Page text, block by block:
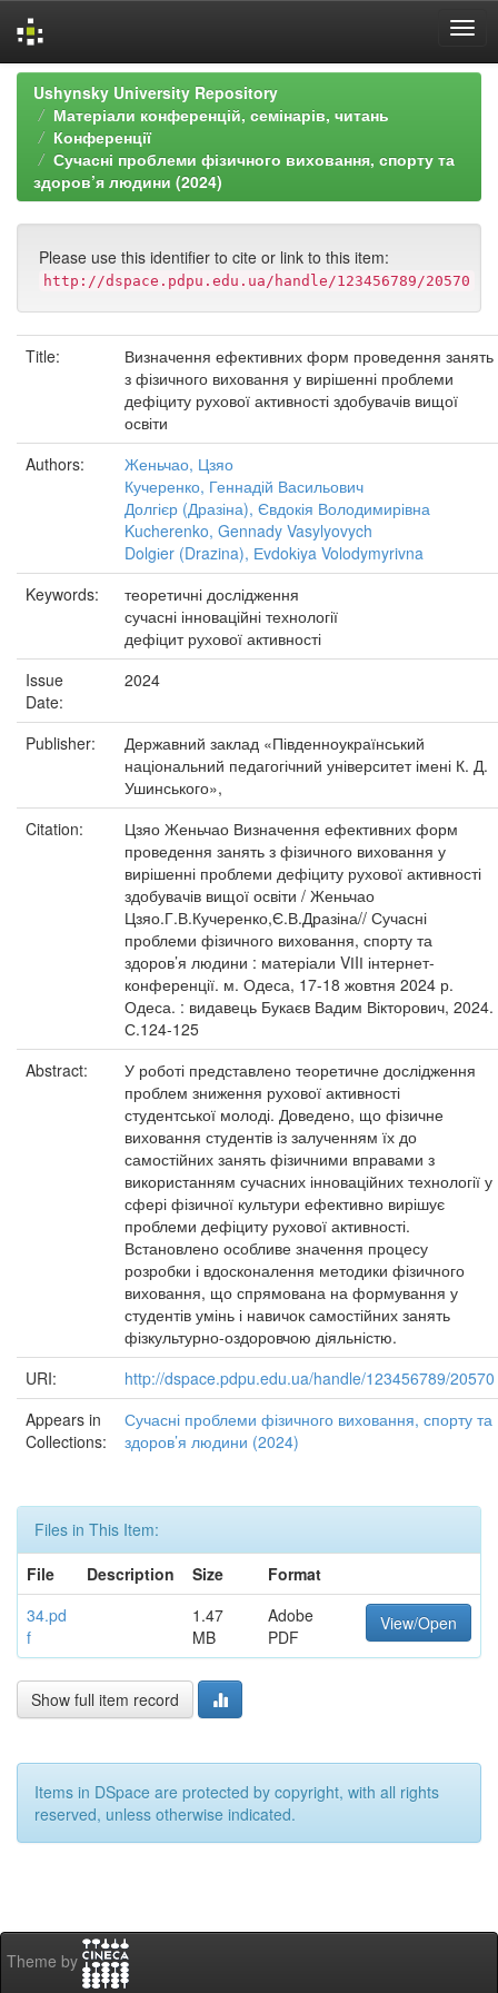
Skip
navigation
Ushynsky University Repository
Матеріали конференцій, семінарів, читань
Конференції
Сучасні проблеми фізичного виховання, спорту та
здоров’я людини (2024)
Please use this identifier to cite or link to this item:
http://dspace.pdpu.edu.ua/handle/123456789/20570
Title:
Визначення ефективних форм проведення занять
з фізичного виховання у вирішенні проблеми
дефіциту рухової активності здобувачів вищої
освіти
Authors:
Женьчао, Цзяо
Кучеренко, Геннадій Васильович
Долгієр (Дразіна), Євдокія Володимирівна
Kucherenko, Gennady Vasylyovych
Dolgіer (Drazina), Еvdokіya Volodymyrivna
Keywords:
теоретичні дослідження
сучасні інноваційні технології
дефіцит рухової активності
Issue
Date:
2024
Publisher:
Державний заклад «Південноукраїнський
національний педагогічний університет імені К. Д.
Ушинського»,
Citation:
Цзяо Женьчао Визначення ефективних форм
проведення занять з фізичного виховання у
вирішенні проблеми дефіциту рухової активності
здобувачів вищої освіти / Женьчао
Цзяо.Г.В.Кучеренко,Є.В.Дразіна// Сучасні
проблеми фізичного виховання, спорту та
здоров’я людини : матеріали VІIІ інтернет-
конференції. м. Одеса, 17-18 жовтня 2024 р.
Одеса. : видавець Букаєв Вадим Вікторович, 2024.
С.124-125
Abstract:
У роботі представлено теоретичне дослідження
проблем зниження рухової активності
студентської молоді. Доведено, що фізичне
виховання студентів із залученням їх до
самостійних занять фізичними вправами з
використанням сучасних інноваційних технології у
сфері фізичної культури ефективно вирішує
проблеми дефіциту рухової активності.
Встановлено особливе значення процесу
розробки і вдосконалення методики фізичного
виховання, що спрямована на формування у
студентів умінь і навичок самостійних занять
фізкультурно-оздоровчою діяльністю.
URI:
http://dspace.pdpu.edu.ua/handle/123456789/20570
Appears in
Collections:
Сучасні проблеми фізичного виховання, спорту та
здоров’я людини (2024)
Files in This Item:
File
Description Size
Format
34.pd
f
1.47
MB
Adobe
PDF
View/Open
Show full item record
Items in DSpace are protected by copyright, with all rights
reserved, unless otherwise indicated.
Theme by